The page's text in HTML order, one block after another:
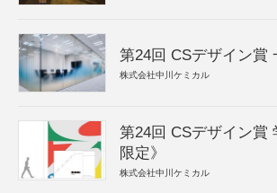
第24回 CSデザイン賞
株式会社中川ケミカル
第24回 CSデザイン賞
限定》
株式会社中川ケミカル